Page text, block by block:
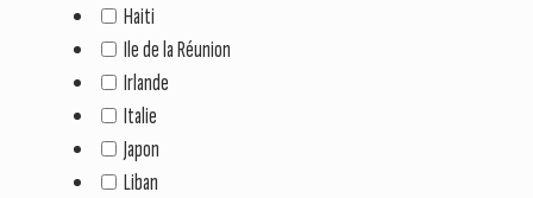
Haiti
Ile de la Réunion
Irlande
Italie
Japon
Liban